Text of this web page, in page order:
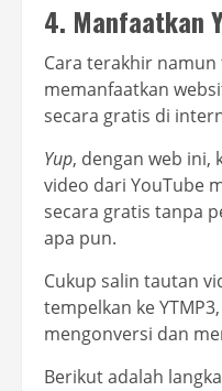
4. Manfaatkan
Cara terakhir
memanfaatkan
secara gratis di
Yup, dengan web ini,
video dari YouTube
secara gratis tanpa
apa pun.
Cukup salin tautan
tempelkan ke
mengonversi dan
Berikut adalah